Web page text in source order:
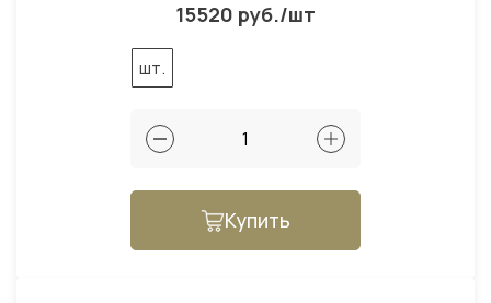
15520 руб./шт
шт.
Купить